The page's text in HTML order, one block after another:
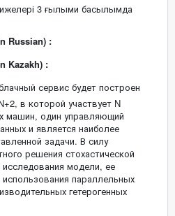
3 ғылыми басылымда
Russian) :
Kazakh) :
сервис будет построен
в которой участвует N
машин, один управляющий
и является наиболее
задачи. В силу
решения стохастической
модели, ее
параллельных
гетерогенных